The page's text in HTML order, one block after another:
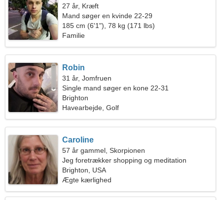
27 år, Kræft
Mand søger en kvinde 22-29
185 cm (6'1"), 78 kg (171 lbs)
Familie
Robin
31 år, Jomfruen
Single mand søger en kone 22-31
Brighton
Havearbejde, Golf
Caroline
57 år gammel, Skorpionen
Jeg foretrækker shopping og meditation
Brighton, USA
Ægte kærlighed